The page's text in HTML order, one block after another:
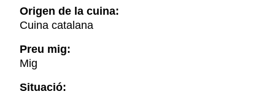
Origen de la cuina:
Cuina catalana
Preu mig:
Mig
Situació: